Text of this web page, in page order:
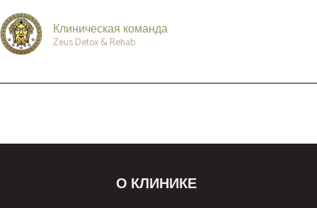
Клиническая команда
Zeus Detox & Rehab
О КЛИНИКЕ